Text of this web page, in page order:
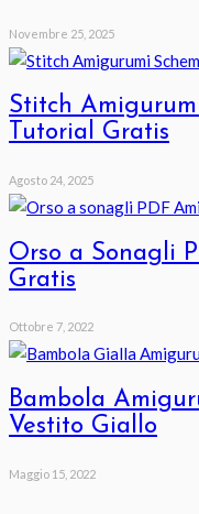
Novembre 25, 2025
Stitch
Tutorial Gratis
Agosto 24, 2025
Orso a Sonagli
Gratis
Ottobre 7, 2022
Bambola
Vestito Giallo
Maggio 15, 2022